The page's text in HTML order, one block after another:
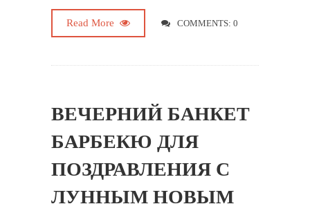
Read More COMMENTS: 0
ВЕЧЕРНИЙ БАНКЕТ
БАРБЕКЮ ДЛЯ
ПОЗДРАВЛЕНИЯ С
ЛУННЫМ НОВЫМ